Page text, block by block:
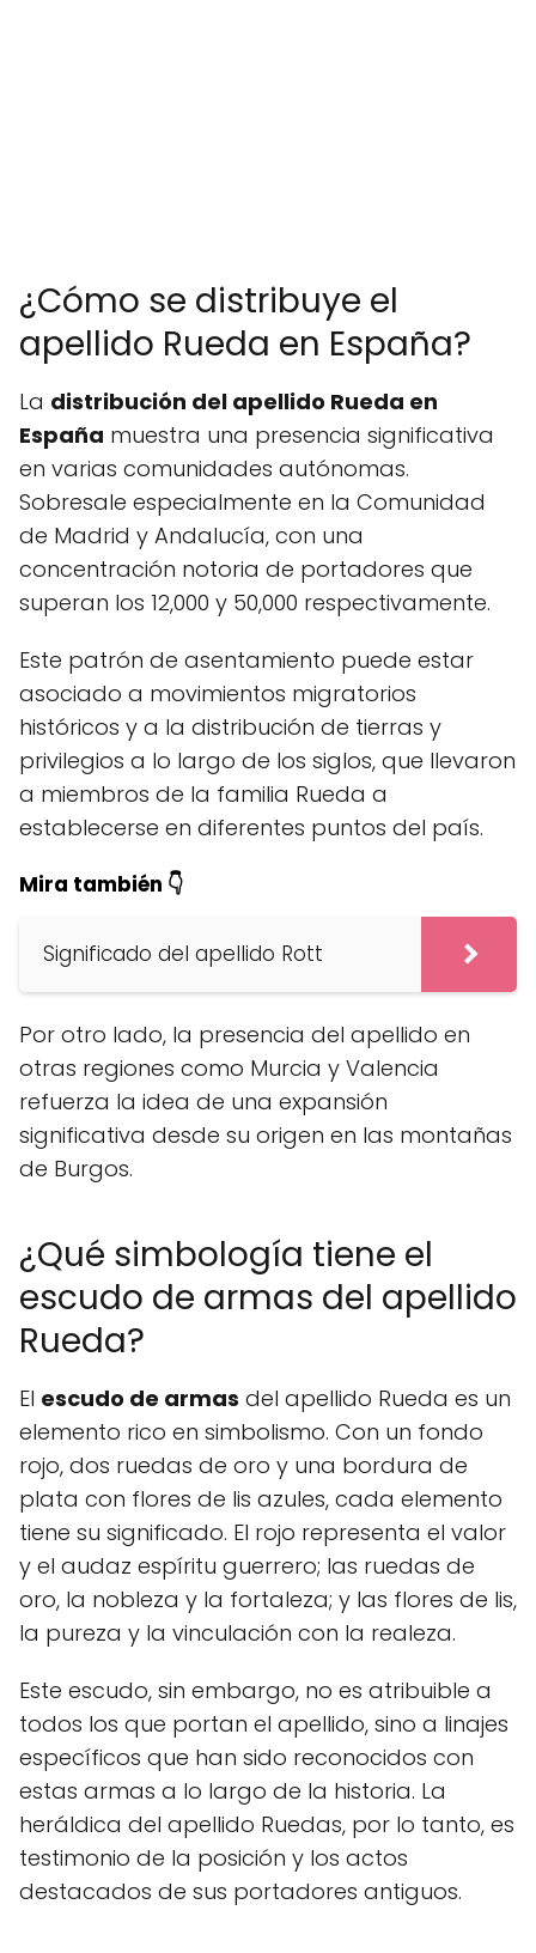
¿Cómo se distribuye el
apellido Rueda en España?
La distribución del apellido Rueda en
España muestra una presencia significativa
en varias comunidades autónomas.
Sobresale especialmente en la Comunidad
de Madrid y Andalucía, con una
concentración notoria de portadores que
superan los 12,000 y 50,000 respectivamente.
Este patrón de asentamiento puede estar
asociado a movimientos migratorios
históricos y a la distribución de tierras y
privilegios a lo largo de los siglos, que llevaron
a miembros de la familia Rueda a
establecerse en diferentes puntos del país.
Mira también 👇
Significado del apellido Rott
Por otro lado, la presencia del apellido en
otras regiones como Murcia y Valencia
refuerza la idea de una expansión
significativa desde su origen en las montañas
de Burgos.
¿Qué simbología tiene el
escudo de armas del apellido
Rueda?
El escudo de armas del apellido Rueda es un
elemento rico en simbolismo. Con un fondo
rojo, dos ruedas de oro y una bordura de
plata con flores de lis azules, cada elemento
tiene su significado. El rojo representa el valor
y el audaz espíritu guerrero; las ruedas de
oro, la nobleza y la fortaleza; y las flores de lis,
la pureza y la vinculación con la realeza.
Este escudo, sin embargo, no es atribuible a
todos los que portan el apellido, sino a linajes
específicos que han sido reconocidos con
estas armas a lo largo de la historia. La
heráldica del apellido Ruedas, por lo tanto, es
testimonio de la posición y los actos
destacados de sus portadores antiguos.